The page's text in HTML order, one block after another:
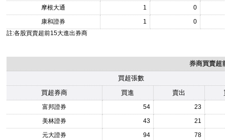
摩根大通
1
0
康和證券
1
0
註:各股買賣超前15大進出券商
券商買賣超
買超張數
買超券商
買進 賣出
富邦證券 54
23
美林證券
43
21
元大證券
94
78